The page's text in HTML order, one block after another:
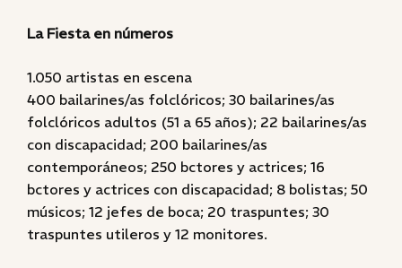
La Fiesta en números
1.050 artistas en escena
400 bailarines/as folclóricos; 30 bailarines/as
folclóricos adultos (51 a 65 años); 22 bailarines/as
con discapacidad; 200 bailarines/as
contemporáneos; 250 bctores y actrices; 16
bctores y actrices con discapacidad; 8 bolistas; 50
músicos; 12 jefes de boca; 20 traspuntes; 30
traspuntes utileros y 12 monitores.